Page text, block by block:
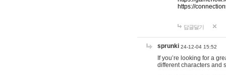
https://
답글달기
sprunki 24-12-04 15:52
If you’re looking for a
different characters and